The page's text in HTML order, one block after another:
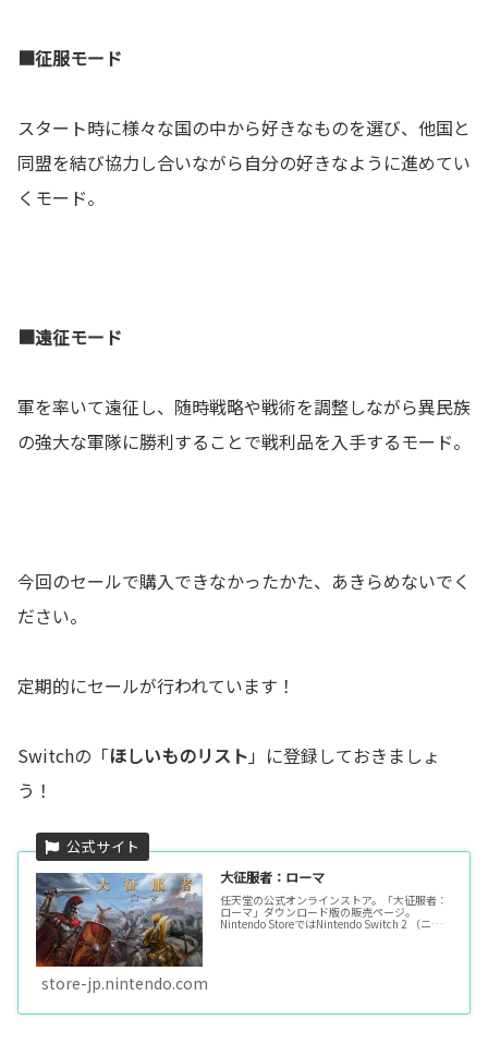
■征服モード
スタート時に様々な国の中から好きなものを選び、他国と
同盟を結び協力し合いながら自分の好きなように進めてい
くモード。
■遠征モード
軍を率いて遠征し、随時戦略や戦術を調整しながら異民族
の強大な軍隊に勝利することで戦利品を入手するモード。
今回のセールで購入できなかったかた、あきらめないでく
ださい。
定期的にセールが行われています！
Switchの「ほしいものリスト 」に登録しておきましょ
う！
大征服者：ローマ
任天堂の公式オンラインストア。「大征服者：
ローマ」ダウンロード版の販売ページ。
Nintendo StoreではNintendo Switch 2 （ニン
store-jp.nintendo.com